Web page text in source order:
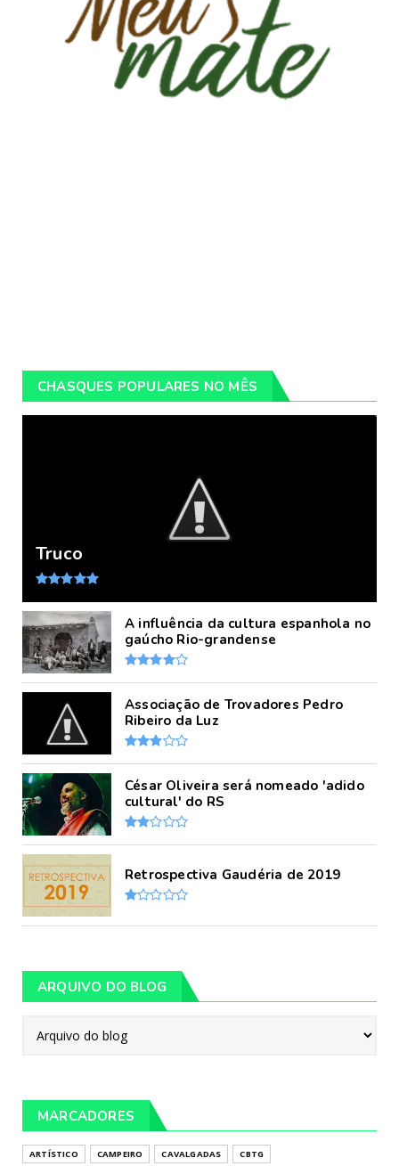
CHASQUES POPULARES NO MÊS
Truco
A influência da cultura espanhola no
gaúcho Rio-grandense
Associação de Trovadores Pedro
Ribeiro da Luz
César Oliveira será nomeado 'adido
cultural' do RS
Retrospectiva Gaudéria de 2019
ARQUIVO DO BLOG
MARCADORES
ARTÍSTICO CAMPEIRO CAVALGADAS CBTG